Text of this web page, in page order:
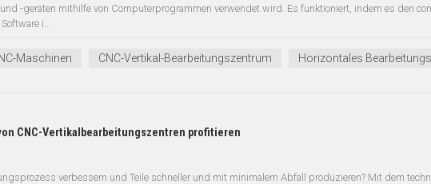
-geräten mithilfe von Computerprogrammen verwendet wird. Es funktioniert, indem es den
i...
Maschinen CNC-Vertikal-Bearbeitungszentrum Horizontales
CNC-Vertikalbearbeitungszentren profitieren
verbessern und Teile schneller und mit minimalem Abfall produzieren? Mit dem